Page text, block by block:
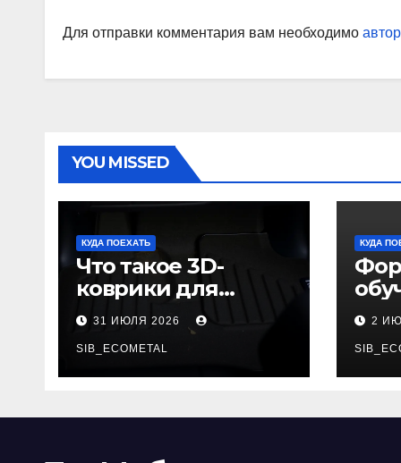
Для отправки комментария вам необходимо
YOU MISSED
КУДА ПОЕХАТЬ
Что такое 3D-
коврики для
автомобиля и
каково их
основное
назначение
31 ИЮЛЯ 2026
SIB_ECOMETAL
КУДА
2